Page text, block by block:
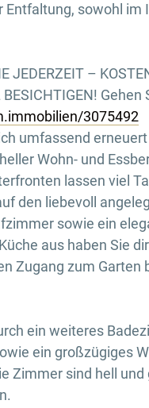
sowohl im
JEDERZEIT –
3075492
umfassend
Wohn- und
lassen viel
den liebevoll
sowie ein
aus haben Sie
Zugang zum Garten
ein weiteres
ein großzügiges
Zimmer sind hell